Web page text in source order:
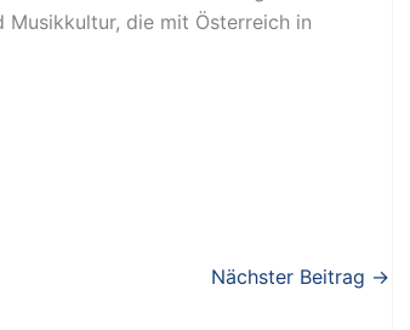
Musikkultur, die mit Österreich in
Nächster Beitrag →